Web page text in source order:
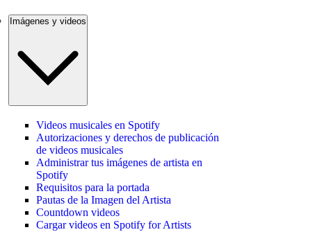
Imágenes y videos
Videos musicales en Spotify
Autorizaciones y derechos de publicación
de videos musicales
Administrar tus imágenes de artista en
Spotify
Requisitos para la portada
Pautas de la Imagen del Artista
Countdown videos
Cargar videos en Spotify for Artists